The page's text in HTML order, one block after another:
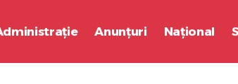
Anunțuri Național